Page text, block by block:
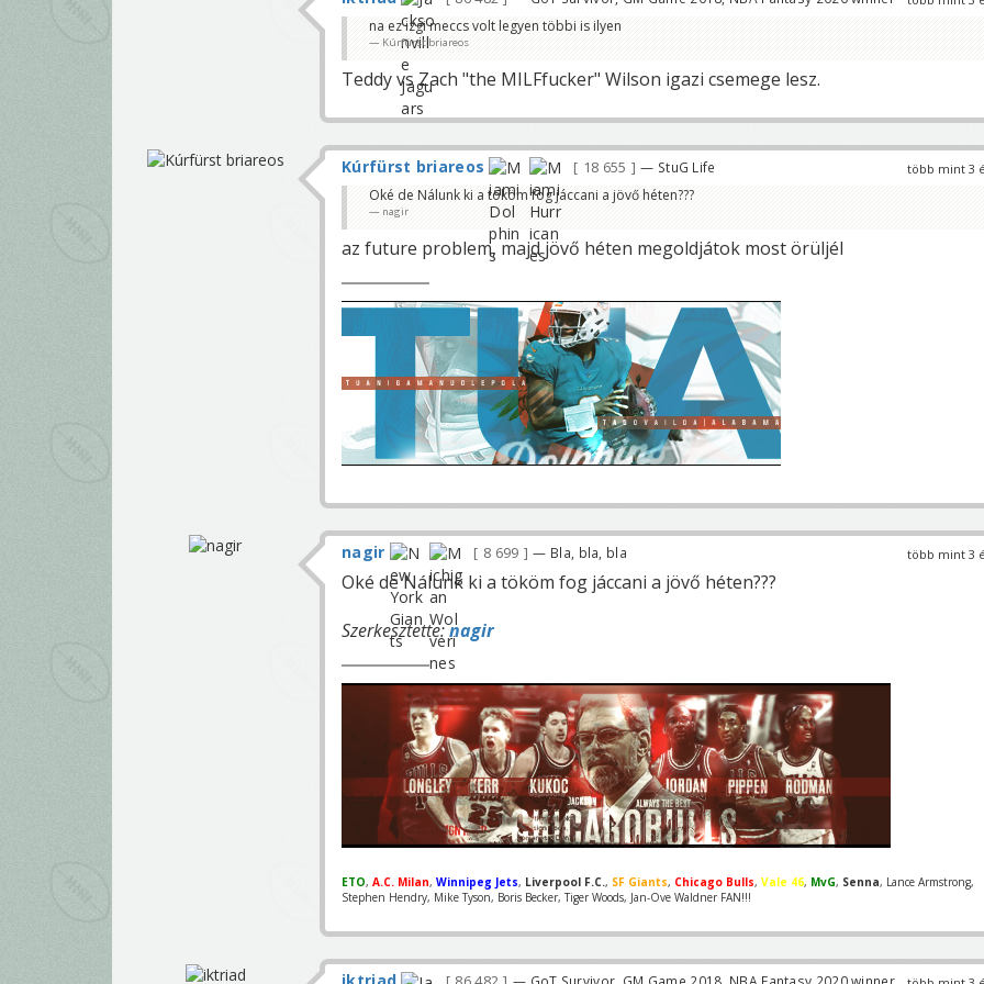
na ez izgi meccs volt legyen többi is ilyen
Kúrfürst briareos
Teddy vs Zach "the MILFfucker" Wilson igazi csemege lesz.
több mint 3
Kúrfürst briareos 18 655 — StuG Life
Oké de Nálunk ki a tököm fog jáccani a jövő héten???
nagir
az future problem, majd jövő héten megoldjátok most örüljél
több mint 3
nagir 8 699 — Bla, bla, bla
Oké de Nálunk ki a tököm fog jáccani a jövő héten???
Szerkesztette:nagir
ETO, A.C. Milan, Winnipeg Jets, Liverpool F.C., SF Giants, Chicago Bulls, Vale 46, MvG, Senna, Lance Armstrong,
Stephen Hendry, Mike Tyson, Boris Becker, Tiger Woods, Jan-Ove Waldner FAN!!!